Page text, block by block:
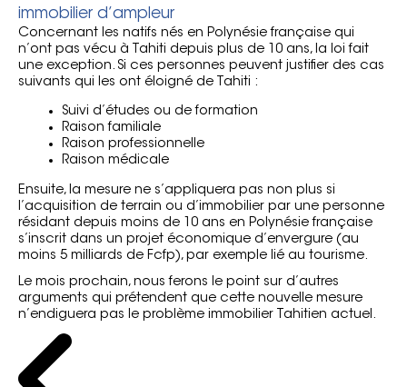
immobilier d’ampleur
Concernant les natifs nés en Polynésie française qui
n’ont pas vécu à Tahiti depuis plus de 10 ans, la loi fait
une exception. Si ces personnes peuvent justifier des cas
suivants qui les ont éloigné de Tahiti :
Suivi d’études ou de formation
Raison familiale
Raison professionnelle
Raison médicale
Ensuite, la mesure ne s’appliquera pas non plus si
l’acquisition de terrain ou d’immobilier par une personne
résidant depuis moins de 10 ans en Polynésie française
s’inscrit dans un projet économique d’envergure (au
moins 5 milliards de Fcfp), par exemple lié au tourisme.
Le mois prochain, nous ferons le point sur d’autres
arguments qui prétendent que cette nouvelle mesure
n’endiguera pas le problème immobilier Tahitien actuel.